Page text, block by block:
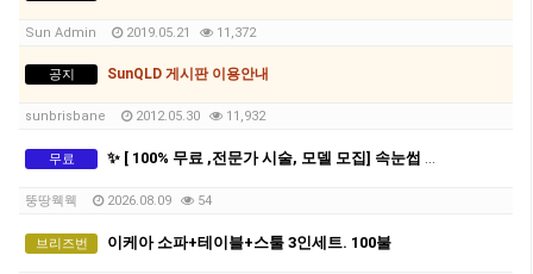
Sun Admin 2019.05.21 11,372
공지 SunQLD 게시판 이용안내
sunbrisbane 2012.05.30 11,932
무료 ✨ [ 100% 무료 ,전문가 시술, 모델 모집] 속눈썹 연장 / 속눈썹 파마 / 펌 포인트 모델 구합니다 ✨
뚱땅웩웩 2026.08.09 54
브리즈번 이케아 소파+테이블+스툴 3인세트. 100불